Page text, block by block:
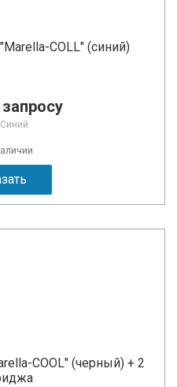
COLL" (синий)
COOL" (черный) + 2